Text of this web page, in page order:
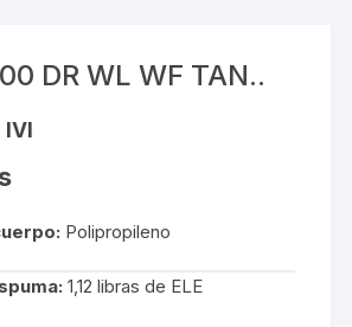
DR WL WF TAN..
IVI
Polipropileno
1,12 libras de ELE